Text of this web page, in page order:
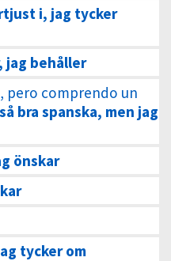
i, jag tycker
jag behåller
pero comprendo un
bra spanska, men jag
önskar
tycker om